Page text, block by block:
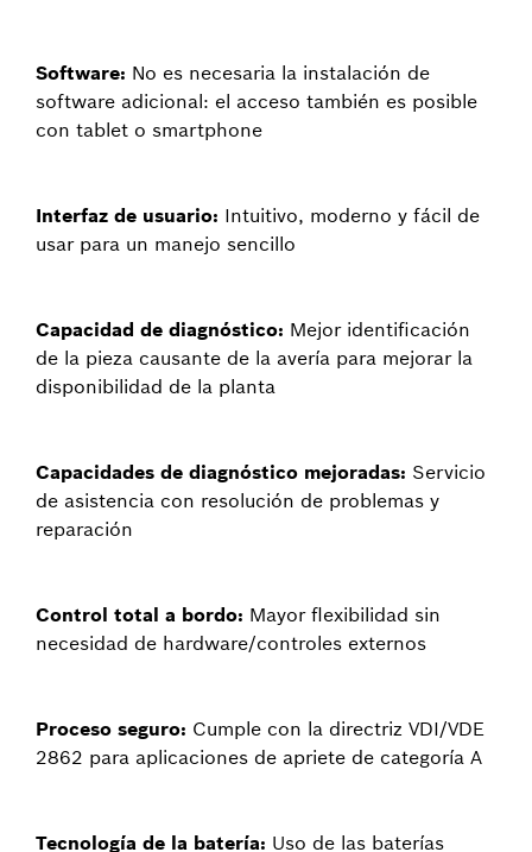
Software: No es necesaria la instalación de
software adicional: el acceso también es posible
con tablet o smartphone
Interfaz de usuario: Intuitivo, moderno y fácil de
usar para un manejo sencillo
Capacidad de diagnóstico: Mejor identificación
de la pieza causante de la avería para mejorar la
disponibilidad de la planta
Capacidades de diagnóstico mejoradas: Servicio
de asistencia con resolución de problemas y
reparación
Control total a bordo: Mayor flexibilidad sin
necesidad de hardware/controles externos
Proceso seguro: Cumple con la directriz VDI/VDE
2862 para aplicaciones de apriete de categoría A
Tecnología de la batería: Uso de las baterías